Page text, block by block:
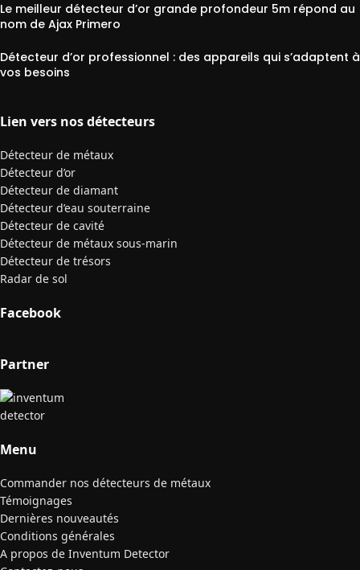
Le meilleur détecteur d’or grande profondeur 5m répond au
nom de Ajax Primero
Détecteur d’or professionnel : des appareils qui s’adaptent à
vos besoins
Lien vers nos détecteurs
Détecteur de métaux
Détecteur d’or
Détecteur de diamant
Détecteur d’eau souterraine
Détecteur de cavité
Détecteur de métaux sous-marin
Détecteur de trésors
Radar de sol
Facebook
Partner
Menu
Commander nos détecteurs de métaux
Témoignages
Dernières nouveautés
Conditions générales
A propos de Inventum Detector